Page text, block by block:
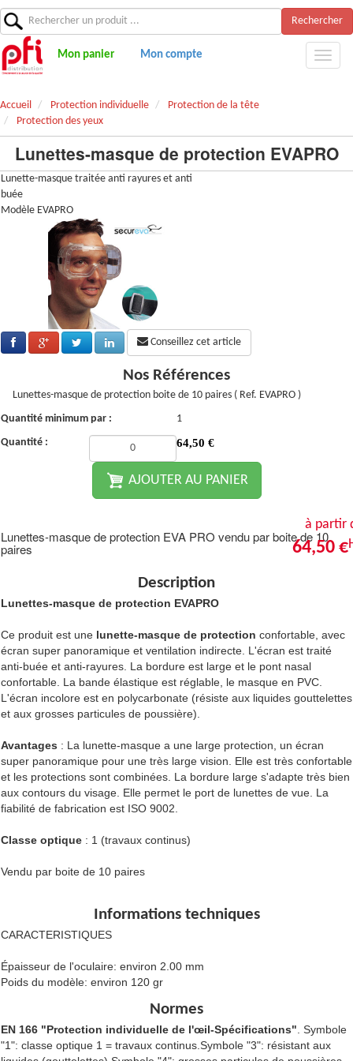
Rechercher
Mon panier Mon compte
Accueil Protection individuelle
Protection de la tête
Protection des yeux
Lunettes-masque de protection EVAPRO
Lunette-masque traitée anti rayures et anti
buée
Modèle EVAPRO
Conseillez cet article
Nos Références
Lunettes-masque de protection boite de 10 paires ( Ref. EVAPRO )
Quantité minimum par :
1
Quantité :
64,50 €
AJOUTER AU PANIER
à partir
64,50 €
Lunettes-masque de protection EVA PRO vendu par boite de 10
paires
Description
Lunettes-masque de protection EVAPRO
Ce produit est une lunette-masque de protection confortable, avec
écran super panoramique et ventilation indirecte. L'écran est traité
anti-buée et anti-rayures. La bordure est large et le pont nasal
confortable. La bande élastique est réglable, le masque en PVC.
L'écran incolore est en polycarbonate (résiste aux liquides gouttelettes
et aux grosses particules de poussière).
Avantages : La lunette-masque a une large protection, un écran
super panoramique pour une très large vision. Elle est très confortable
et les protections sont combinées. La bordure large s'adapte très bien
aux contours du visage. Elle permet le port de lunettes de vue. La
fiabilité de fabrication est ISO 9002.
Classe optique : 1 (travaux continus)
Vendu par boite de 10 paires
Informations techniques
CARACTERISTIQUES
Épaisseur de l'oculaire: environ 2.00 mm
Poids du modèle: environ 120 gr
Normes
EN 166 "Protection individuelle de l'œil-Spécifications" . Symbole
"1": classe optique 1 = travaux continus.Symbole "3": résistant aux